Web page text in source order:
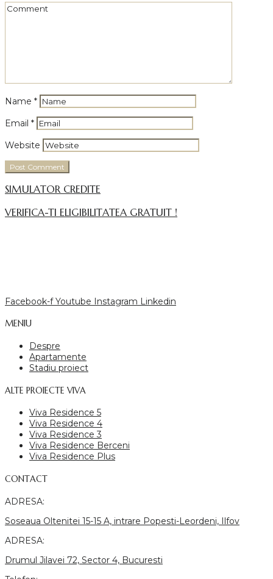
Name *
Email *
Website
SIMULATOR CREDITE
VERIFICA-TI ELIGIBILITATEA GRATUIT !
Facebook-f Youtube Instagram Linkedin
MENIU
Despre
Apartamente
Stadiu proiect
ALTE PROIECTE VIVA
Viva Residence 5
Viva Residence 4
Viva Residence 3
Viva Residence Berceni
Viva Residence Plus
CONTACT
ADRESA:
Soseaua Oltenitei 15-15 A, intrare Popesti-Leordeni, Ilfov
ADRESA:
Drumul Jilavei 72, Sector 4, Bucuresti